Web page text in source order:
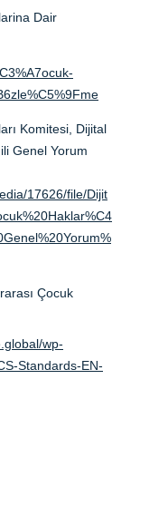
Dair
Komitesi, Dijital
Genel Yorum
17626/file/Dijit
Çocuk
wp-
Standards-EN-